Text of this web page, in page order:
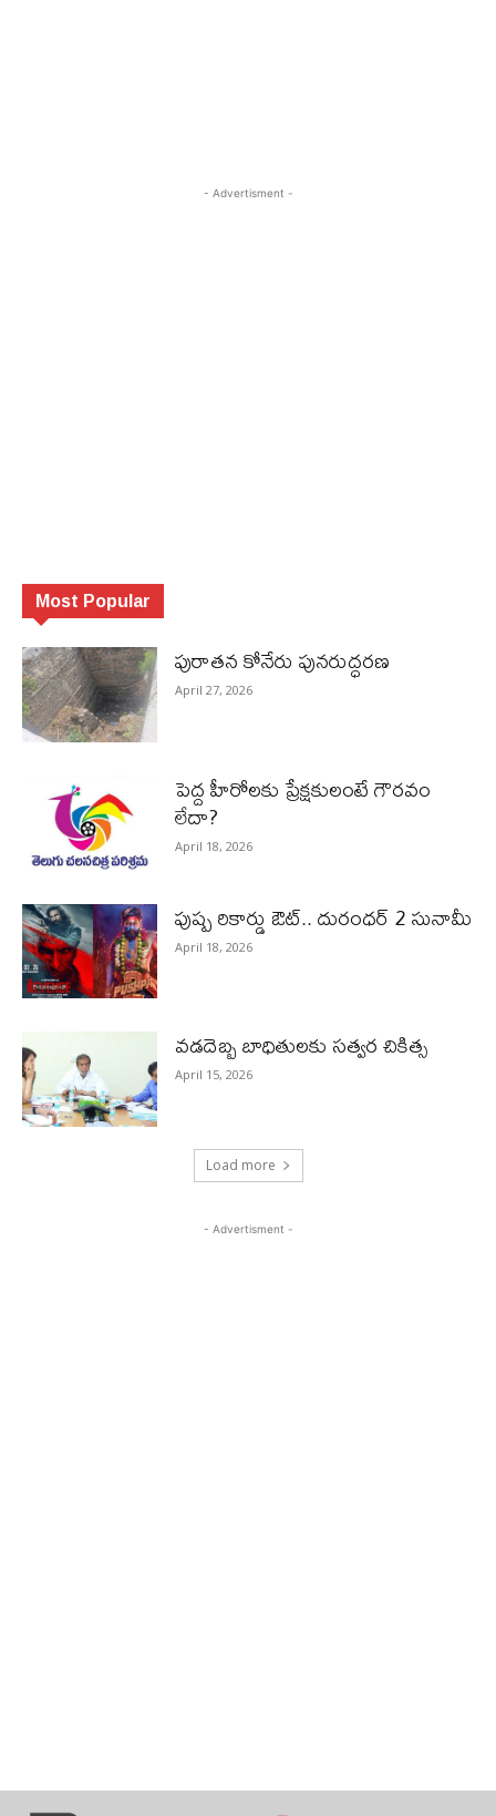
- Advertisment -
Most Popular
పురాత‌న కోనేరు పున‌రుద్ధ‌ర‌ణ
April 27, 2026
పెద్ద హీరోల‌కు ప్రేక్ష‌కులంటే గౌర‌వం
లేదా?
April 18, 2026
పుష్ప రికార్డు ఔట్‌.. దురంధ‌ర్ 2 సునామీ
April 18, 2026
వడదెబ్బ బాధితులకు సత్వర చికిత్స
April 15, 2026
Load more
- Advertisment -